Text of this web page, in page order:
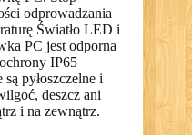
odprowadzania
Światło LED i
PC jest odporna
IP65
pyłoszczelne i
deszcz ani
i na zewnątrz.